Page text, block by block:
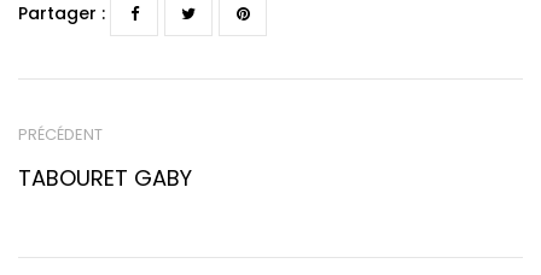
Partager :
PRÉCÉDENT
TABOURET GABY